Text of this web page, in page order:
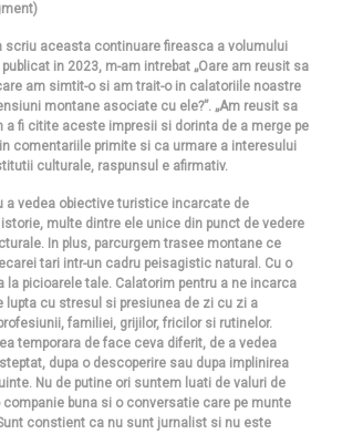
scriu aceasta continuare fireasca a volumului
publicat in 2023, m-am intrebat „Oare am reusit sa
am simtit-o si am trait-o in calatoriile noastre
montane asociate cu ele?”. „Am reusit sa
fi citite aceste impresii si dorinta de a merge pe
comentariile primite si ca urmare a interesului
culturale, raspunsul e afirmativ.
a vedea obiective turistice incarcate de
multe dintre ele unice din punct de vedere
In plus, parcurgem trasee montane ce
tari intr-un cadru peisagistic natural. Cu o
la picioarele tale. Calatorim pentru a ne incarca
lupta cu stresul si presiunea de zi cu zi a
familiei, grijilor, fricilor si rutinelor.
temporara de face ceva diferit, de a vedea
dupa o descoperire sau dupa implinirea
Nu de putine ori suntem luati de valuri de
buna si o conversatie care pe munte
constient ca nu sunt jurnalist si nu este